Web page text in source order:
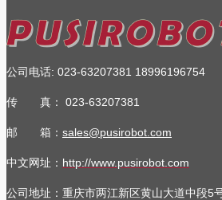
公司电话: 023-63207381 18996196754
传 真： 023-63207381
邮 箱： sales@pusirobot.com
中文网址： http://www.pusirobot.com
公司地址 ：重庆市两江新区黄山大道中段5